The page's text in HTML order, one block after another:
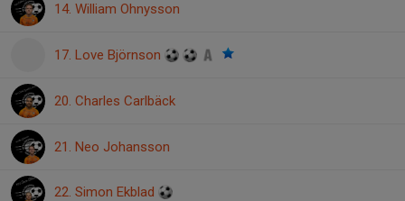
14. William Ohnysson
17. Love Björnson
20. Charles Carlbäck
21. Neo Johansson
22. Simon Ekblad